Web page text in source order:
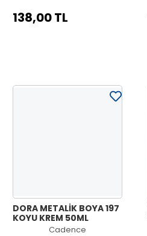
138,00 TL
DORA METALİK BOYA 197
KOYU KREM 50ML
Cadence